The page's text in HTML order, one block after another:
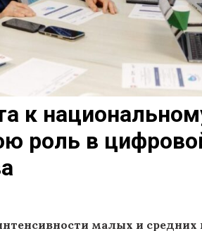
к
роль в
малых и средних